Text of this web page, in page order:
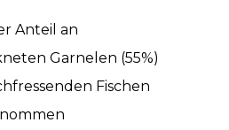
Anteil an
Garnelen (55%)
Fischen